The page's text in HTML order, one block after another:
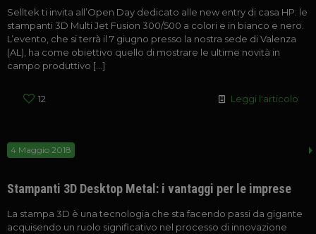
Selltek ti invita all’Open Day dedicato alle new entry di casa HP: le
stampanti 3D Multi Jet Fusion 300/500 a colori e in bianco e nero.
L’evento, che si terrà il 7 giugno presso la nostra sede di Valenza
(AL), ha come obiettivo quello di mostrare le ultime novità in
campo produttivo […]
12 Leggi l'articolo
4 Maggio 2018
Stampanti 3D Desktop Metal: i vantaggi per le imprese
La stampa 3D è una tecnologia che sta facendo passi da gigante
acquisendo un ruolo significativo nel processo di innovazione